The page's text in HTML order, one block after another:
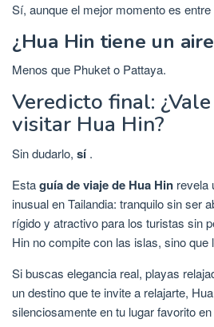
Sí, aunque el mejor momento es
¿Hua Hin tiene un
Menos que Phuket o Pattaya.
Veredicto final:
visitar Hua Hin?
Sin dudarlo, sí .
Estaguía de viaje de Hua Hin revela
inusual en Tailandia: tranquilo sin ser
rígido y atractivo para los turistas sin
Hin no compite con las islas, sino que
Si buscas elegancia real, playas
un destino que te invite a relajarte,
silenciosamente en tu lugar favorito en